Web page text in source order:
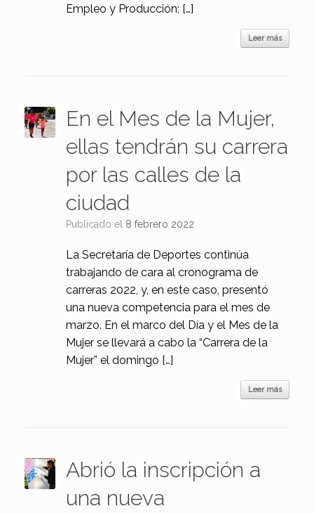
Empleo y Producción; […]
Leer más
En el Mes de la Mujer,
ellas tendrán su carrera
por las calles de la
ciudad
Publicado el 8 febrero 2022
La Secretaría de Deportes continúa
trabajando de cara al cronograma de
carreras 2022, y, en este caso, presentó
una nueva competencia para el mes de
marzo. En el marco del Día y el Mes de la
Mujer se llevará a cabo la “Carrera de la
Mujer” el domingo […]
Leer más
Abrió la inscripción a
una nueva